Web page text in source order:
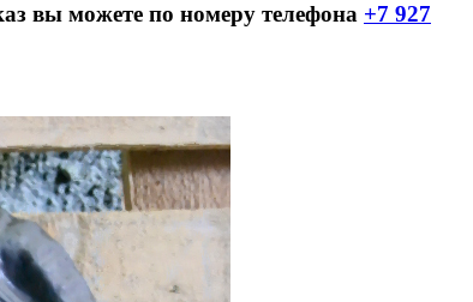
вы можете по номеру телефона +7 927